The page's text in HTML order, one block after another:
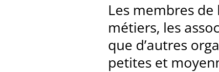
Les membres de
métiers, les
que d’autres
petites et